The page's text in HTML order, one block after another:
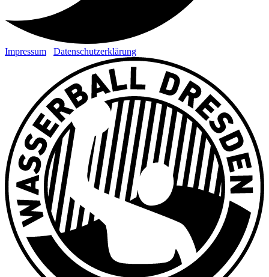
Impressum Datenschutzerklärung